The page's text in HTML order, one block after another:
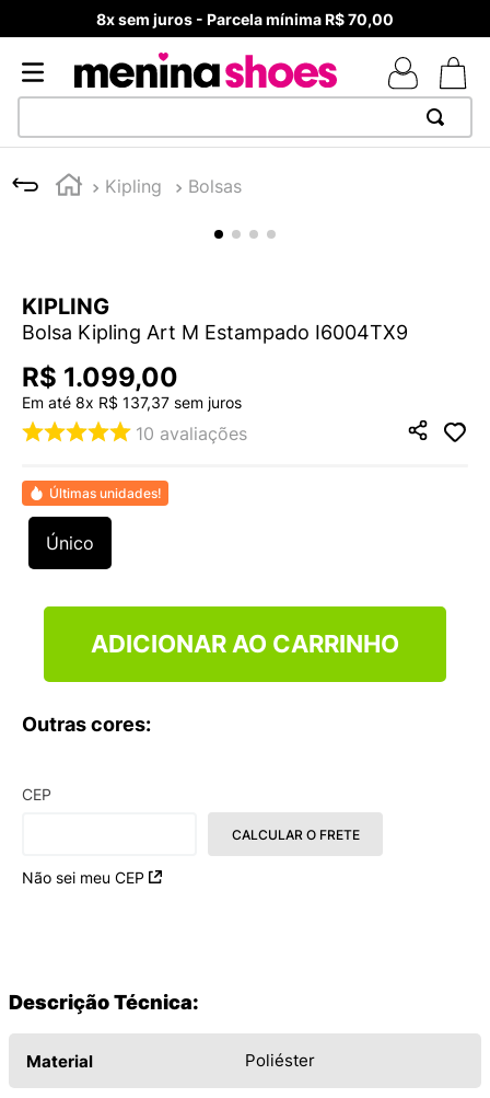
8x sem juros - Parcela mínima R$ 70,00
Kipling Bolsas
KIPLING
Bolsa Kipling Art M Estampado I6004TX9
R$ 1.099,00
Em até 8x R$ 137,37 sem juros
10 avaliações
Últimas unidades!
Único
ADICIONAR AO CARRINHO
Outras cores:
CEP
Não sei meu CEP
CALCULAR O FRETE
Descrição Técnica:
Material Poliéster
1
TÊNIS NEWS BALANCE 530
º
TÊNIS VEJA WHITE
5
ADIDAS
6º
SAMBA
7º
MELISSA SLIDE
9 º
NEW 530
10º VANS TÊNIS VANS ULTRARANGE